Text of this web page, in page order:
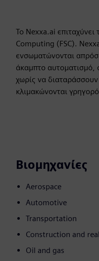
Το Nexxa.ai
Computing (FSC).
ενσωματώνονται
άκαμπτο αυτοματισμό,
χωρίς να
κλιμακώνονται
Βιομηχανίες
Aerospace
Automotive
Transportation
Construction and
Oil and gas